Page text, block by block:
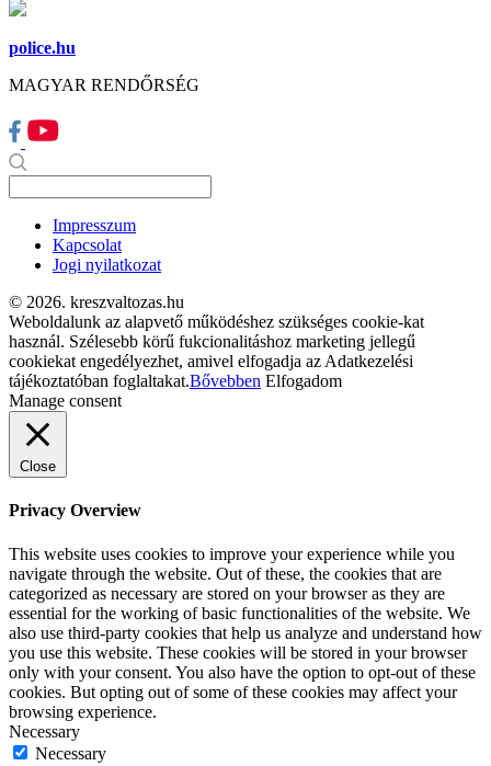
police.hu
MAGYAR RENDŐRSÉG
Impresszum
Kapcsolat
Jogi nyilatkozat
© 2026. kreszvaltozas.hu
Weboldalunk az alapvető működéshez szükséges cookie-kat
használ. Szélesebb körű fukcionalitáshoz marketing jellegű
cookiekat engedélyezhet, amivel elfogadja az Adatkezelési
tájékoztatóban foglaltakat.Bővebben Elfogadom
Manage consent
Close
Privacy Overview
This website uses cookies to improve your experience while you
navigate through the website. Out of these, the cookies that are
categorized as necessary are stored on your browser as they are
essential for the working of basic functionalities of the website. We
also use third-party cookies that help us analyze and understand how
you use this website. These cookies will be stored in your browser
only with your consent. You also have the option to opt-out of these
cookies. But opting out of some of these cookies may affect your
browsing experience.
Necessary
Necessary